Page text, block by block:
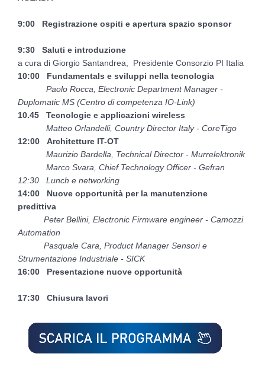
9:00 Registrazione ospiti e apertura spazio sponsor
9:30 Saluti e introduzione
a cura di Giorgio Santandrea, Presidente Consorzio PI Italia
10:00 Fundamentals e sviluppi nella tecnologia
Paolo Rocca, Electronic Department Manager -
Duplomatic MS (Centro di competenza IO-Link)
10.45 Tecnologie e applicazioni wireless
Matteo Orlandelli, Country Director Italy - CoreTigo
12:00 Architetture IT-OT
Maurizio Bardella, Technical Director - Murrelektronik
Marco Svara, Chief Technology Officer - Gefran
12:30 Lunch e networking
14:00 Nuove opportunità per la manutenzione
predittiva
Peter Bellini, Electronic Firmware engineer - Camozzi
Automation
Pasquale Cara, Product Manager Sensori e
Strumentazione Industriale - SICK
16:00 Presentazione nuove opportunità
17:30 Chiusura lavori